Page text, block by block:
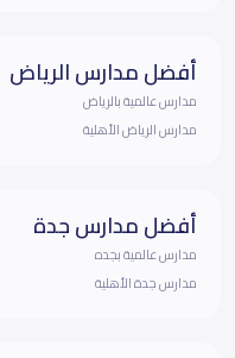
أفضل مدارس الرياض
مدارس عالمية بالرياض
مدارس الرياض الأهلية
أفضل مدارس جدة
مدارس عالمية بجده
مدارس جدة الأهلية